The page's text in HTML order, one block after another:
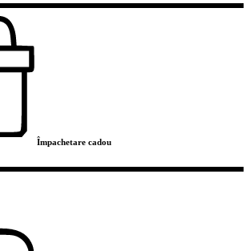
Împachetare cadou